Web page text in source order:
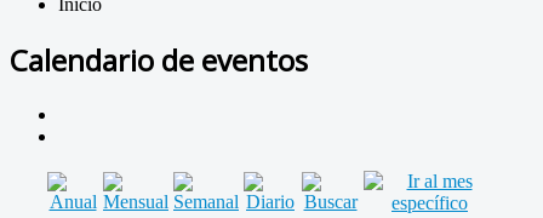
Inicio
Calendario de eventos